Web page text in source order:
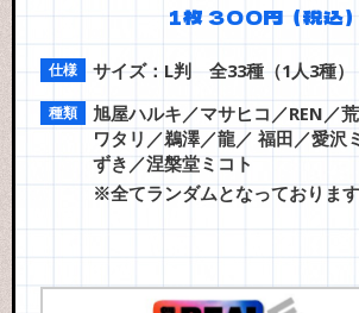
1枚 300円（税込）
サイズ：L判 全33種（1人3種）
旭屋ハルキ／マサヒコ／REN／
ワタリ／鵜澤／龍／ 福田／愛沢
ずき／涅槃堂ミコト
※全てランダムとなっております